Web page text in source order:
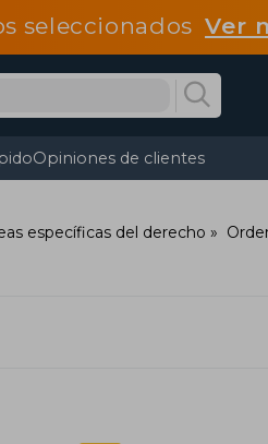
seleccionadosVer
Opiniones de clientes
específicas del derecho